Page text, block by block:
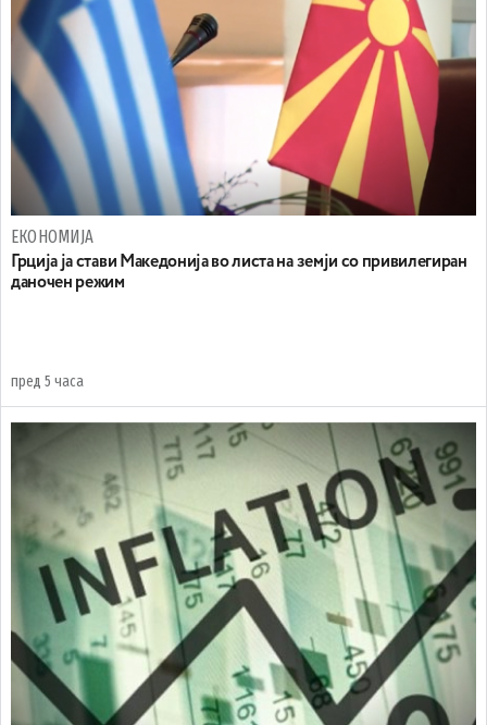
ЕКОНОМИЈА
Грција ја стави Македонија во листа на земји со привилегиран
даночен режим
пред 5 часа